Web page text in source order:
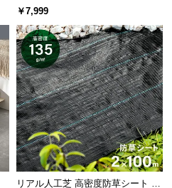
￥7,999
リアル人工芝 高密度防草シート 2×